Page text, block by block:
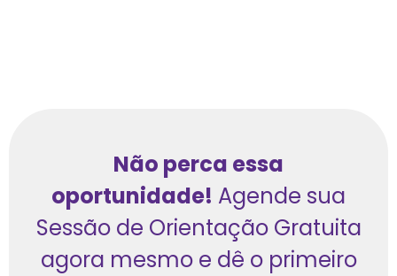
Não perca essa
oportunidade! Agende sua
Sessão de Orientação Gratuita
agora mesmo e dê o primeiro